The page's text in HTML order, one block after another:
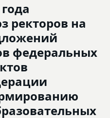
ректоров на
федеральных